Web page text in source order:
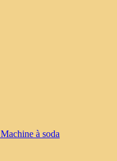
Machine à soda